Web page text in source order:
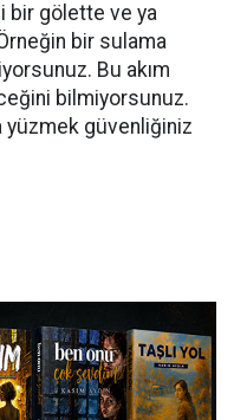
bir gölette ve ya
bir sulama
Bu akım
bilmiyorsunuz.
yüzmek güvenliğiniz